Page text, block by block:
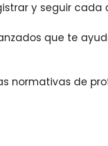
y seguir
que te
normativas de